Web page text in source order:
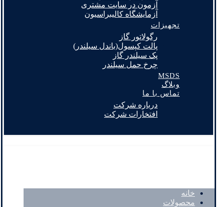
آزمون در سایت مشتری
آزمایشگاه کالیبراسیون
تجهیزات
رگولاتور گاز
پالت کپسول(باندل سیلندر)
پک سیلندر گاز
چرخ حمل سیلندر
MSDS
وبلاگ
تماس با ما
درباره شرکت
افتخارات شرکت
خانه
محصولات